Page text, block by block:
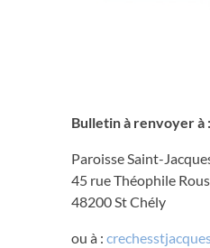
Bulletin à renvoyer à :
Paroisse Saint-
45 rue Théophile
48200 St Chély
ou à :